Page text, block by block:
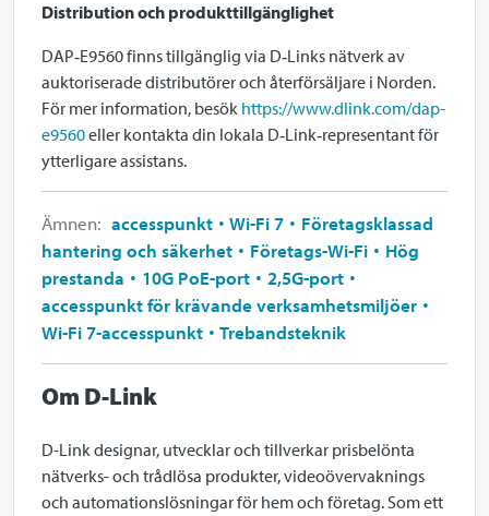
Distribution och produkttillgänglighet
DAP‑E9560 finns tillgänglig via D‑Links nätverk av
auktoriserade distributörer och återförsäljare i Norden.
För mer information, besök https://www.dlink.com/dap-
e9560eller kontakta din lokala D‑Link‑representant för
ytterligare assistans.
Ämnen: accesspunkt Wi-Fi 7
Företagsklassad
hantering och säkerhet
Företags-Wi-Fi
Hög
prestanda
10G PoE-port
2,5G-port
accesspunkt för krävande verksamhetsmiljöer
Wi-Fi 7-accesspunkt
Trebandsteknik
Om D-Link
D-Link designar, utvecklar och tillverkar prisbelönta
nätverks- och trådlösa produkter, videoövervaknings
och automationslösningar för hem och företag. Som ett